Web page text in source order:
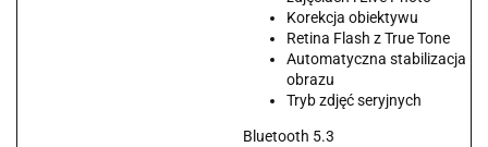
Korekcja obiektywu
Retina Flash z True Tone
Automatyczna stabilizacja
obrazu
Tryb zdjęć seryjnych
Bluetooth 5.3